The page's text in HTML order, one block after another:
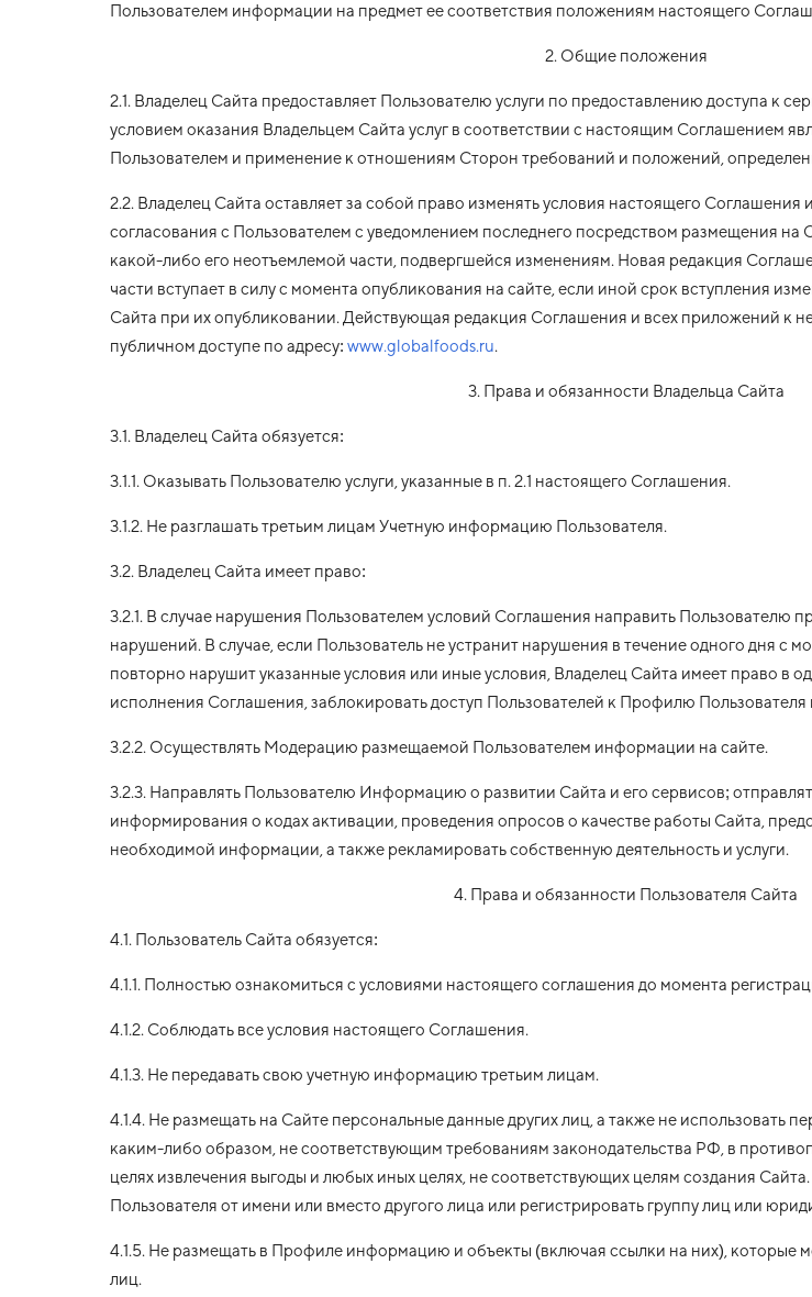
Пользователем информации на предмет ее соответствия положениям настоящего
2. Общие положения
2.1. Владелец Сайта предоставляет Пользователю услуги по предоставлению доступа к
условием оказания Владельцем Сайта услуг в соответствии с настоящим Соглашением
Пользователем и применение к отношениям Сторон требований и положений,
2.2. Владелец Сайта оставляет за собой право изменять условия настоящего Соглашения
согласования с Пользователем с уведомлением последнего посредством размещения
какой-либо его неотъемлемой части, подвергшейся изменениям. Новая редакция
части вступает в силу с момента опубликования на сайте, если иной срок вступления
Сайта при их опубликовании. Действующая редакция Соглашения и всех приложений к
публичном доступе по адресу: www.globalfoods.ru.
3. Права и обязанности Владельца Сайта
3.1. Владелец Сайта обязуется:
3.1.1. Оказывать Пользователю услуги, указанные в п. 2.1 настоящего Соглашения.
3.1.2. Не разглашать третьим лицам Учетную информацию Пользователя.
3.2. Владелец Сайта имеет право:
3.2.1. В случае нарушения Пользователем условий Соглашения направить Пользователю
нарушений. В случае, если Пользователь не устранит нарушения в течение одного дня с
повторно нарушит указанные условия или иные условия, Владелец Сайта имеет право в
исполнения Соглашения, заблокировать доступ Пользователей к Профилю
3.2.2. Осуществлять Модерацию размещаемой Пользователем информации на сайте.
3.2.3. Направлять Пользователю Информацию о развитии Сайта и его сервисов;
информирования о кодах активации, проведения опросов о качестве работы Сайта,
необходимой информации, а также рекламировать собственную деятельность и услуги.
4. Права и обязанности Пользователя Сайта
4.1. Пользователь Сайта обязуется:
4.1.1. Полностью ознакомиться с условиями настоящего соглашения до момента
4.1.2. Соблюдать все условия настоящего Соглашения.
4.1.3. Не передавать свою учетную информацию третьим лицам.
4.1.4. Не размещать на Сайте персональные данные других лиц, а также не использовать
каким-либо образом, не соответствующим требованиям законодательства РФ, в
целях извлечения выгоды и любых иных целях, не соответствующих целям создания
Пользователя от имени или вместо другого лица или регистрировать группу лиц или
4.1.5. Не размещать в Профиле информацию и объекты (включая ссылки на них), которые
лиц.